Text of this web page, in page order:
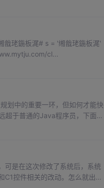
cl...
划中的重要一环，但如何才能快
超于普通的Java程序员，下面为
，编程是最基础的能力、必备
可是在这次修改了系统后，系统
控件相关的改动。怎么就出问